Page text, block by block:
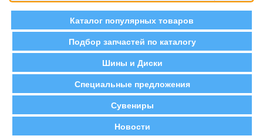
Каталог популярных товаров
Подбор запчастей по каталогу
Шины и Диски
Специальные предложения
Сувениры
Новости